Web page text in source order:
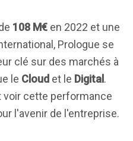
108 M€ en 2022 et une
Prologue se
clé sur des marchés à
le Cloud et le Digital .
cette performance
l'avenir de l'entreprise.